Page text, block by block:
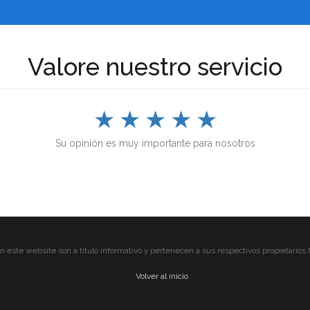
Valore nuestro servicio
★ ★ ★ ★ ★
Su opinión es muy importante para nosotros
este website son a título informativo y pertenecen a sus respectivos
Volver al inicio